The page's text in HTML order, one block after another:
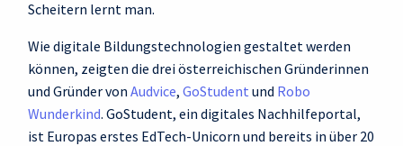
Scheitern lernt man.
Wie digitale Bildungstechnologien gestaltet werden
können, zeigten die drei österreichischen Gründerinnen
und Gründer von Audvice, GoStudent und Robo
Wunderkind. GoStudent, ein digitales Nachhilfeportal,
ist Europas erstes EdTech-Unicorn und bereits in über 20